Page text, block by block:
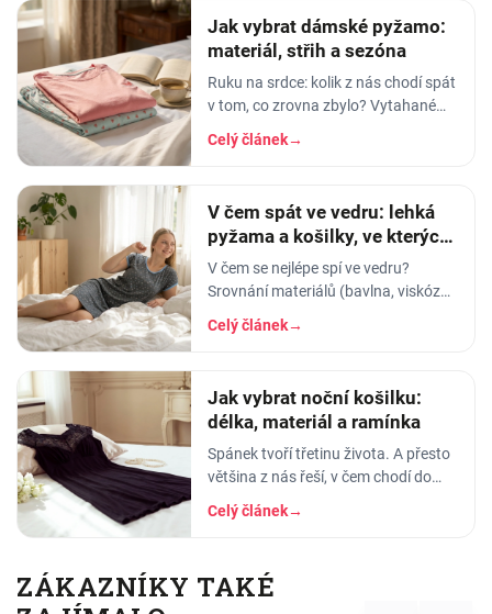
Jak vybrat dámské pyžamo:
materiál, střih a sezóna
Ruku na srdce: kolik z nás chodí spát
v tom, co zrovna zbylo? Vytahané
tričko po manželovi, staré legíny,
jedna nohavice nahoře, druhá dole.
Celý článek→
V čem spát ve vedru: lehká
pyžama a košilky, ve kterých
se nezapaříte
V čem se nejlépe spí ve vedru?
Srovnání materiálů (bavlna, viskóza,
len, hedvábí) a tipy na lehká letní
pyžama a noční košilky, ve kterých
Celý článek→
Jak vybrat noční košilku:
délka, materiál a ramínka
Spánek tvoří třetinu života. A přesto
většina z nás řeší, v čem chodí do
práce, do divadla nebo na rande, ale
to, v čem stráví těch osm hodin…
Celý článek→
ZÁKAZNÍKY TAKÉ